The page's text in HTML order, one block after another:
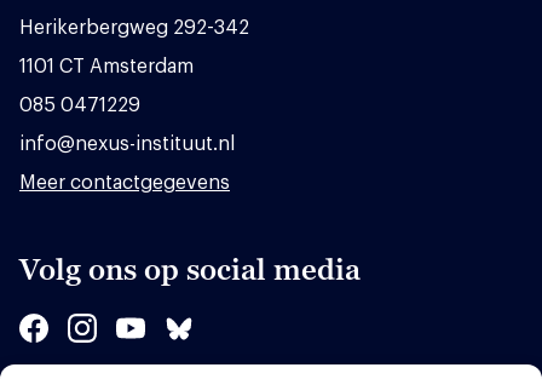
Herikerbergweg 292-342
1101 CT Amsterdam
085 0471229
info@nexus-instituut.nl
Meer contactgegevens
Volg ons op social media